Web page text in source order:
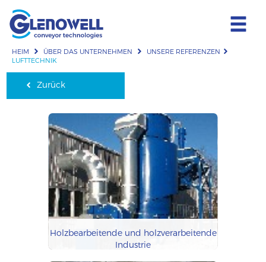
HEIM ÜBER DAS UNTERNEHMEN
UNSERE REFERENZEN
LUFTTECHNIK
Zurück
Holzbearbeitende und holzverarbeitende
Industrie